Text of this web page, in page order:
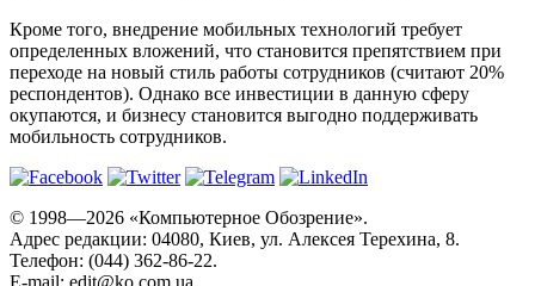
Кроме того, внедрение мобильных технологий требует
определенных вложений, что становится препятствием при
переходе на новый стиль работы сотрудников (считают 20%
респондентов). Однако все инвестиции в данную сферу
окупаются, и бизнесу становится выгодно поддерживать
мобильность сотрудников.
© 1998—2026 «Компьютерное Обозрение».
Адрес редакции: 04080, Киев, ул. Алексея Терехина, 8.
Телефон: (044) 362-86-22.
E-mail: edit@ko.com.ua